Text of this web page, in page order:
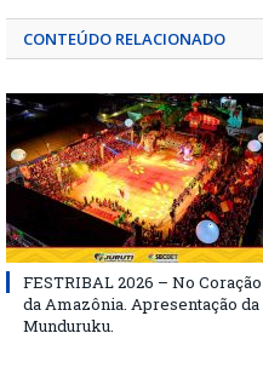
CONTEÚDO RELACIONADO
FESTRIBAL 2026 – No Coração
da Amazônia. Apresentação da
Munduruku.